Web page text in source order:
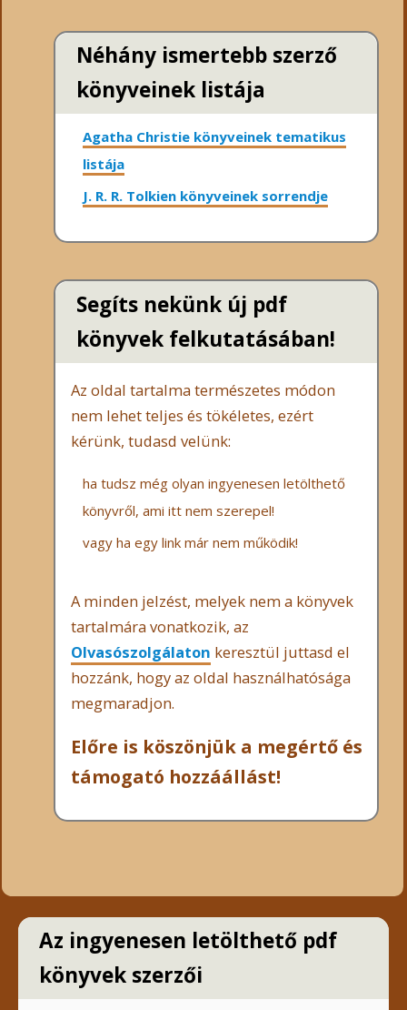
Néhány ismertebb szerző
könyveinek listája
Agatha Christie könyveinek tematikus
listája
J. R. R. Tolkien könyveinek sorrendje
Segíts nekünk új pdf
könyvek felkutatásában!
Az oldal tartalma természetes módon
nem lehet teljes és tökéletes, ezért
kérünk, tudasd velünk:
ha tudsz még olyan ingyenesen letölthető
könyvről, ami itt nem szerepel!
vagy ha egy link már nem működik!
A minden jelzést, melyek nem a könyvek
tartalmára vonatkozik, az
Olvasószolgálaton keresztül juttasd el
hozzánk, hogy az oldal használhatósága
megmaradjon.
Előre is köszönjük a megértő és
támogató hozzáállást!
Az ingyenesen letölthető pdf
könyvek szerzői